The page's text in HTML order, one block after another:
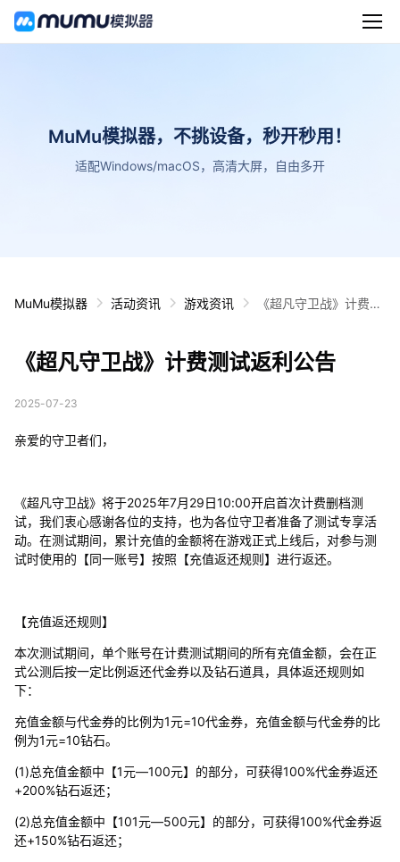
MuMu模拟器，不挑设备，秒开秒用！
适配Windows/macOS，高清大屏，自由多开
MuMu模拟器 活动资讯 游戏资讯
《超凡守卫战》计费测
《超凡守卫战》计费测试返利公告
2025-07-23
亲爱的守卫者们，
《超凡守卫战》将于2025年7月29日10:00开启首次计费删档测
试，我们衷心感谢各位的支持，也为各位守卫者准备了测试专享活
动。在测试期间，累计充值的金额将在游戏正式上线后，对参与测
试时使用的【同一账号】按照【充值返还规则】进行返还。
【充值返还规则】
本次测试期间，单个账号在计费测试期间的所有充值金额，会在正
式公测后按一定比例返还代金券以及钻石道具，具体返还规则如
下：
充值金额与代金券的比例为1元=10代金券，充值金额与代金券的比
例为1元=10钻石。
(1)总充值金额中【1元—100元】的部分，可获得100%代金券返还
+200%钻石返还；
(2)总充值金额中【101元—500元】的部分，可获得100%代金券返
还+150%钻石返还；